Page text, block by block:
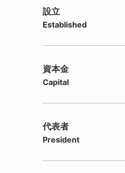
設立
Established
資本金
Capital
代表者
President